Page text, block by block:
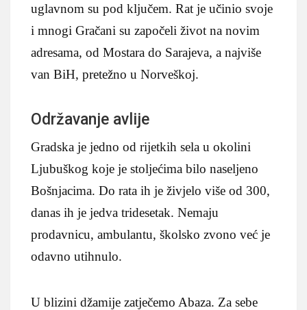
uglavnom su pod ključem. Rat je učinio svoje
i mnogi Gračani su započeli život na novim
adresama, od Mostara do Sarajeva, a najviše
van BiH, pretežno u Norveškoj.
Održavanje avlije
Gradska je jedno od rijetkih sela u okolini
Ljubuškog koje je stoljećima bilo naseljeno
Bošnjacima. Do rata ih je živjelo više od 300,
danas ih je jedva tridesetak. Nemaju
prodavnicu, ambulantu, školsko zvono već je
odavno utihnulo.
U blizini džamije zatječemo Abaza. Za sebe